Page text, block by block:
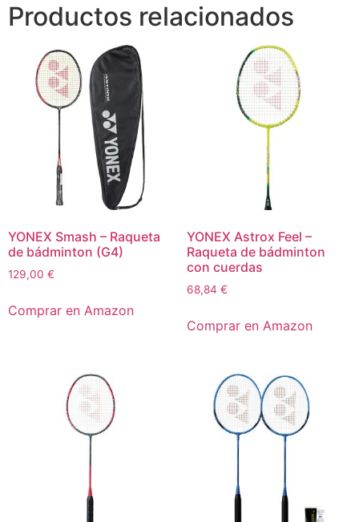
Productos relacionados
YONEX Smash – Raqueta
de bádminton (G4)
129,00 €
Comprar en Amazon
YONEX Astrox Feel –
Raqueta de bádminton
con cuerdas
68,84 €
Comprar en Amazon